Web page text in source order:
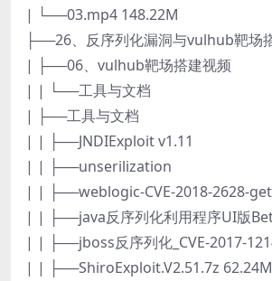
| └──03.mp4 148.22M
├──26、反序列化漏洞与vulhub靶场
| ├──06、vulhub靶场搭建视频
| | └──工具与文档
| ├──工具与文档
| | ├──JNDIExploit v1.11
| | ├──unserilization
| | ├──weblogic-CVE-2018-2628-
| | ├──java反序列化利用程序UI版
| | ├──jboss反序列化_CVE-2017-
| | ├──ShiroExploit.V2.51.7z 62.24M